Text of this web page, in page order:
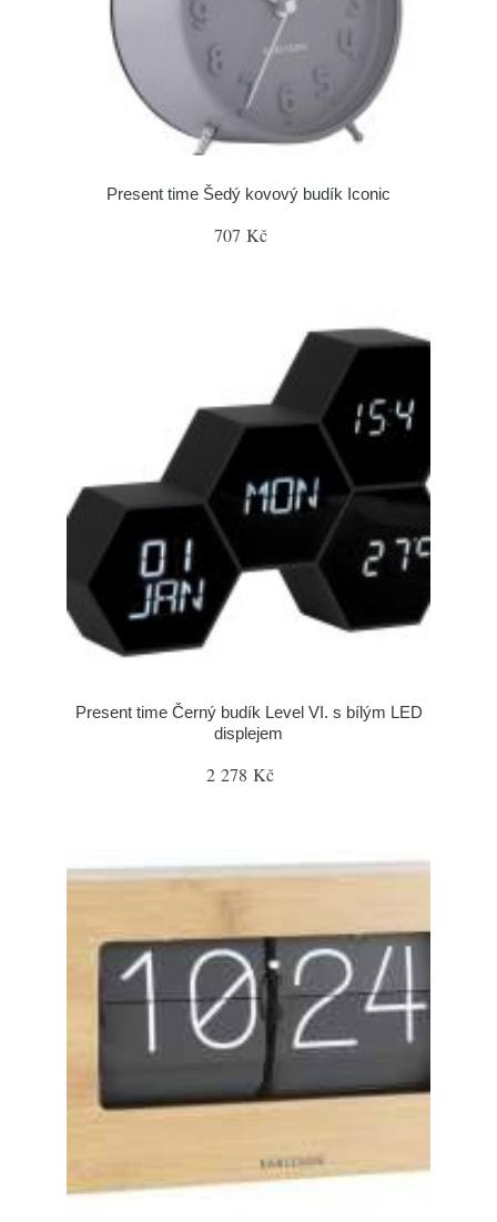
Present time Šedý kovový budík Iconic
707 Kč
Present time Černý budík Level VI. s bílým LED
displejem
2 278 Kč